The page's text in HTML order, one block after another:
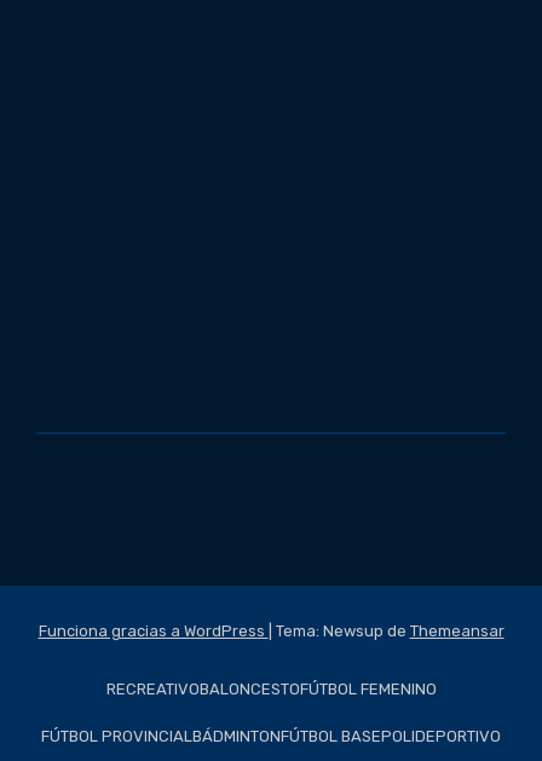
Funciona gracias a WordPress Tema: Newsup de Themeansar
RECREATIVOBALONCESTOFÚTBOL FEMENINO
FÚTBOL PROVINCIALBÁDMINTONFÚTBOL BASEPOLIDEPORTIVO